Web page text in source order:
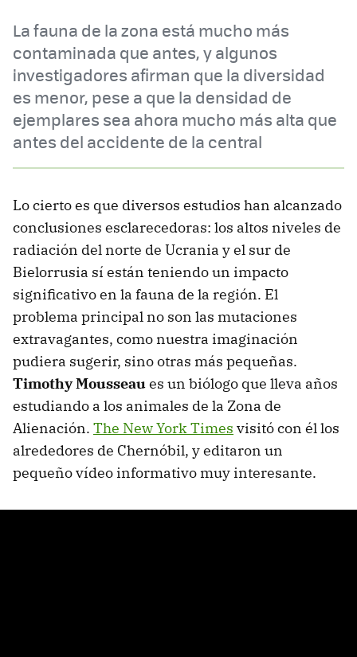
La fauna de la zona está mucho más
contaminada que antes, y algunos
investigadores afirman que la diversidad
es menor, pese a que la densidad de
ejemplares sea ahora mucho más alta que
antes del accidente de la central
Lo cierto es que diversos estudios han alcanzado
conclusiones esclarecedoras: los altos niveles de
radiación del norte de Ucrania y el sur de
Bielorrusia sí están teniendo un impacto
significativo en la fauna de la región. El
problema principal no son las mutaciones
extravagantes, como nuestra imaginación
pudiera sugerir, sino otras más pequeñas.
Timothy Mousseaues un biólogo que lleva años
estudiando a los animales de la Zona de
Alienación. The New York Times visitó con él los
alrededores de Chernóbil, y editaron un
pequeño vídeo informativo muy interesante.